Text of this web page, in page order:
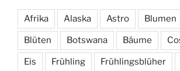
Afrika Alaska Astro Blumen
Blüten Botswana Bäume
Eis Frühling Frühlingsblüher